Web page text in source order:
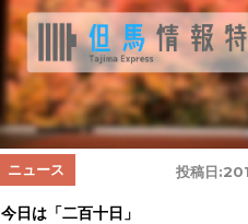
投稿日:
ニュース
今日は「二百十日」